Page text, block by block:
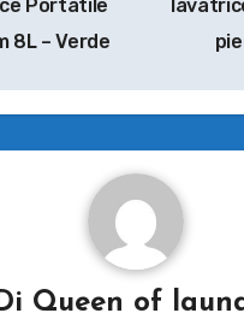
Portatile
8L – Verde
Di Queen of